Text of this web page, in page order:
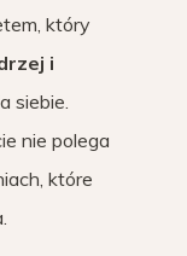
który
i
siebie.
nie polega
które